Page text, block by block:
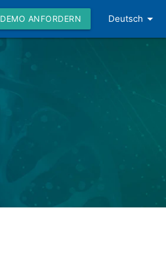
DEMO ANFORDERN Deutsch arrow_drop_down